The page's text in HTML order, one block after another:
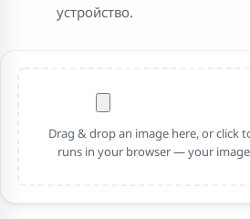
устройство.
Drag & drop an image here, or click
runs in your browser — your